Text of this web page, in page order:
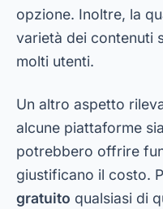
opzione. Inoltre, la
varietà dei contenuti
molti utenti.
Un altro aspetto
alcune piattaforme
potrebbero offrire
giustificano il costo.
gratuito qualsiasi di